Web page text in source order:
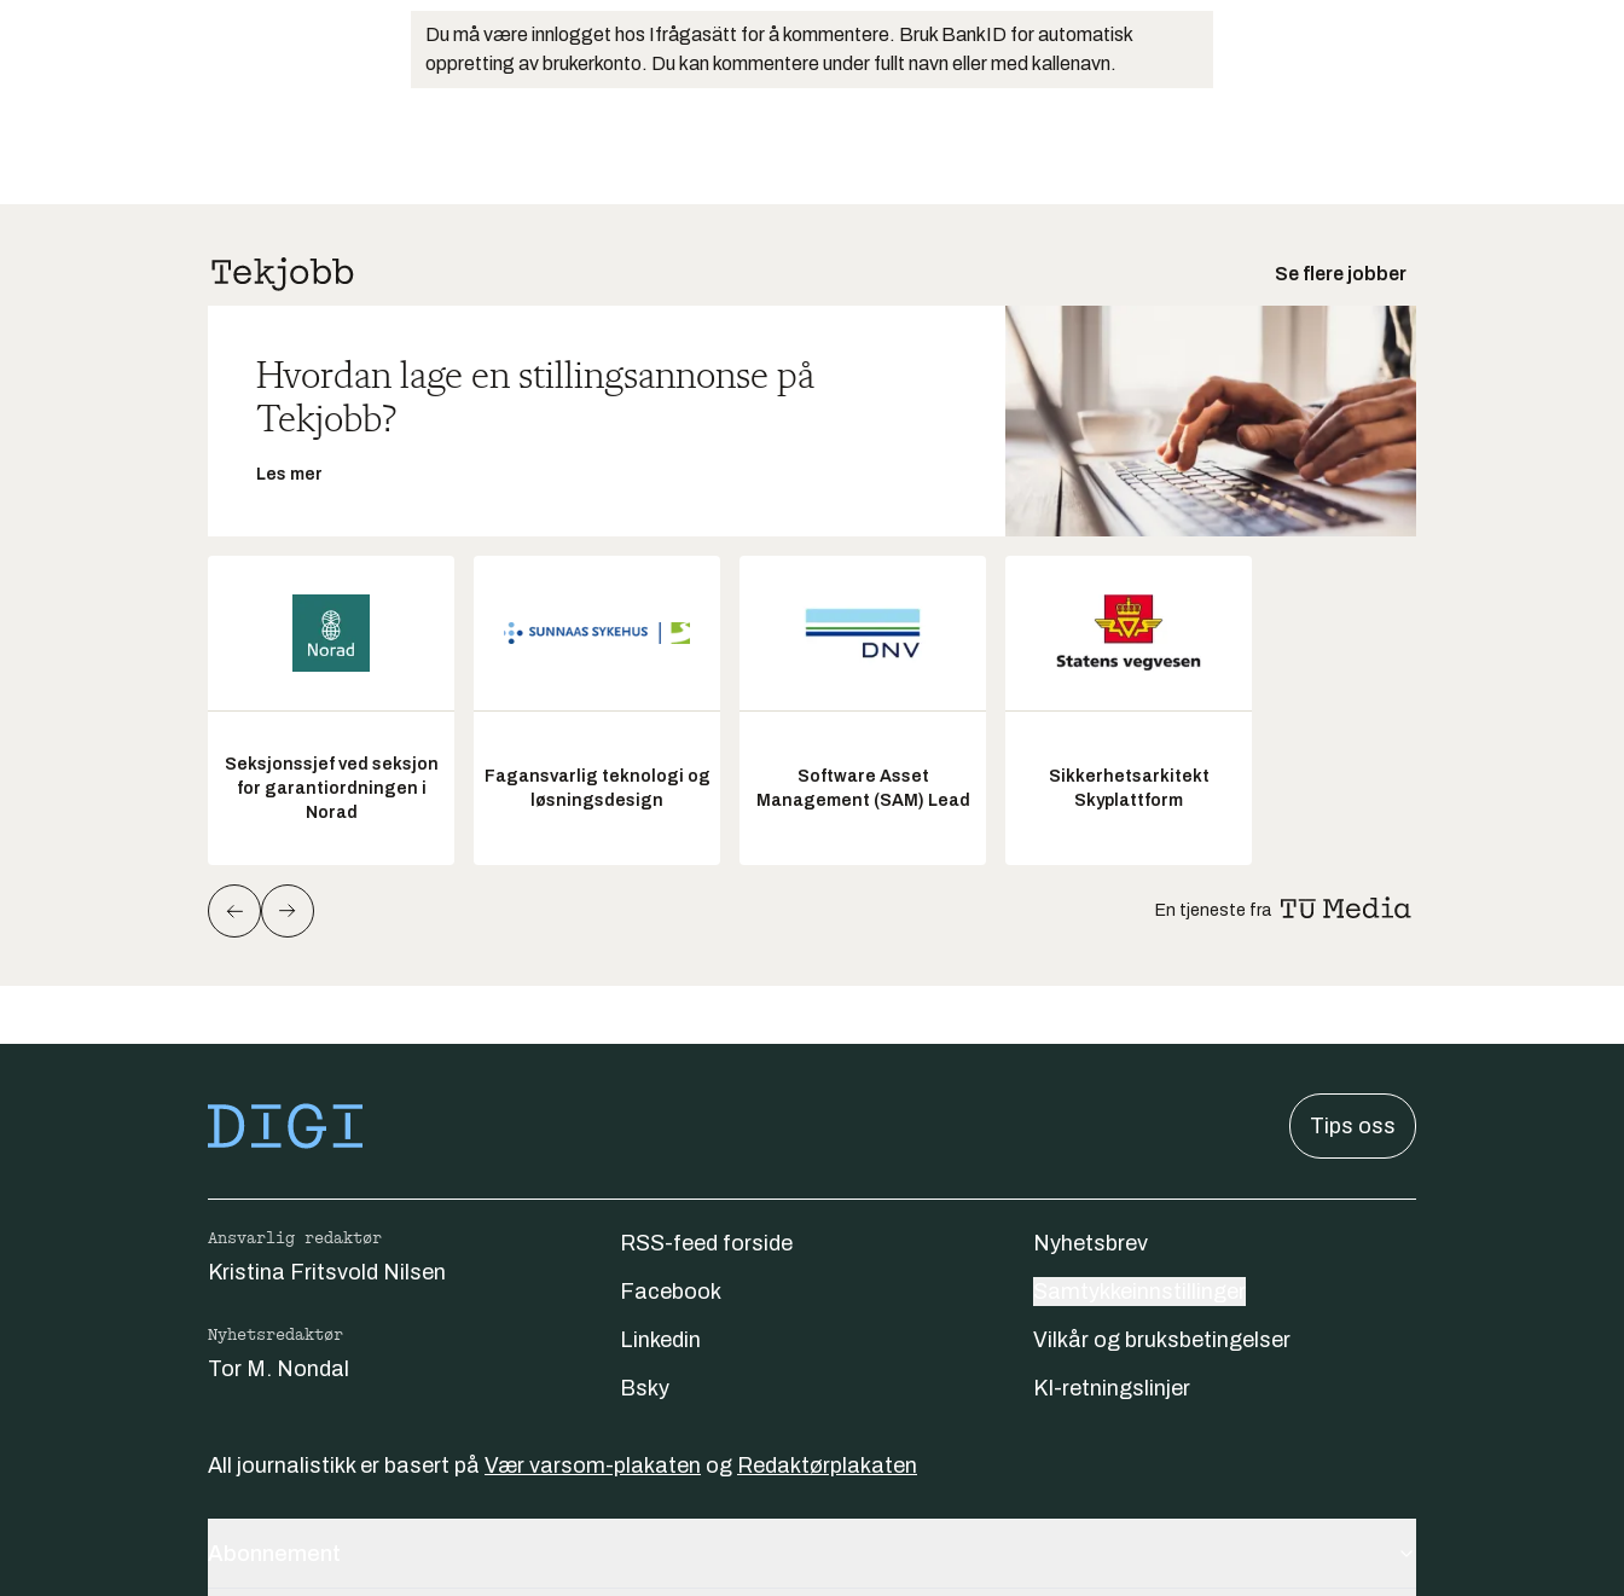
Du må være innlogget hos Ifrågasätt for å kommentere. Bruk BankID for automatisk
oppretting av brukerkonto. Du kan kommentere under fullt navn eller med kallenavn.
Se flere jobber
Hvordan lage en stillingsannonse på
Tekjobb?
Les mer
Seksjonssjef ved seksjon
for garantiordningen i
Norad
Fagansvarlig teknologi og
løsningsdesign
Software Asset
Management (SAM) Lead
Sikkerhetsarkitekt
Skyplattform
En tjeneste fra
Tips oss
Ansvarlig redaktør
Kristina Fritsvold Nilsen
Nyhetsredaktør
Tor M. Nondal
RSS-feed forside
Facebook
Linkedin
Bsky
Nyhetsbrev
Vilkår og bruksbetingelser
KI-retningslinjer
All journalistikk er basert på Vær varsom-plakaten og Redaktørplakaten